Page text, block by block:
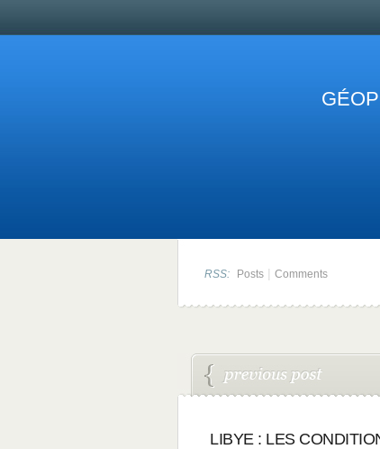
RSS: Posts | Comments
LIBYE : LES